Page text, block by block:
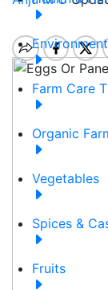
Farm Care
Organic
Vegetables
Spices &
Fruits